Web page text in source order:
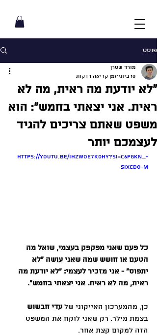
פוסט
״לא יודעת מה ראית, מה לא
ראית. אני יצאתי בחמש״: הוא
משפט שאתם צריכים להגיד
לעצמכם יותר
מורד שטרן
10 ביוני
זמן קריאה 1 דקות
https://youtu.be/IHzWOe7K0hY?si=c6PgKN_-
sixcDO-m
כל פעם שאני מפקפק בעצמי, שואל מה
הטעם או חושש שמה שאני עושה ״לא
יתפוס״ - אני מזכיר לעצמי: ״לא יודעת מה
ראית, מה לא ראית. אני יצאתי בחמש״.
כן, מהמערכון האייקוני של עדי חבשוש
בצמת מילר. רק שאני לוקח את המשפט
הזה למקום קצת אחר.